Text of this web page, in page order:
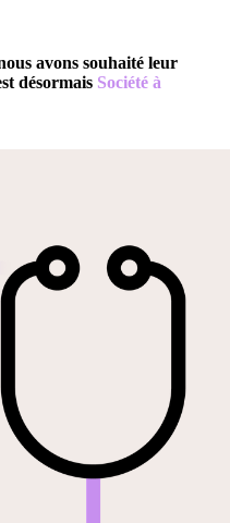
avons souhaité leur
désormais Société à